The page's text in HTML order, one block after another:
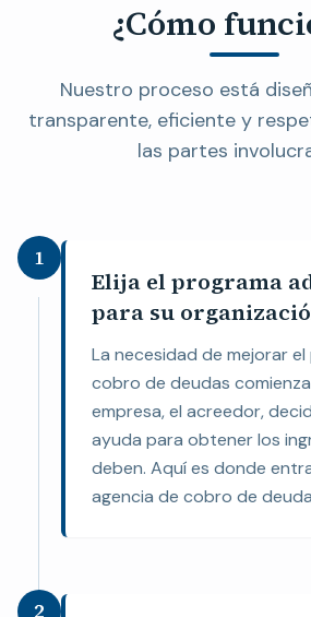
¿Cómo
Nuestro proceso está
transparente, eficiente y
las partes
1
Elija el programa
para su
La necesidad de mejorar
cobro de deudas
empresa, el acreedor,
ayuda para obtener los
deben. Aquí es donde
agencia de cobro de
2